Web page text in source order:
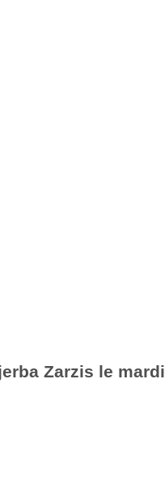
Zarzis le mardi